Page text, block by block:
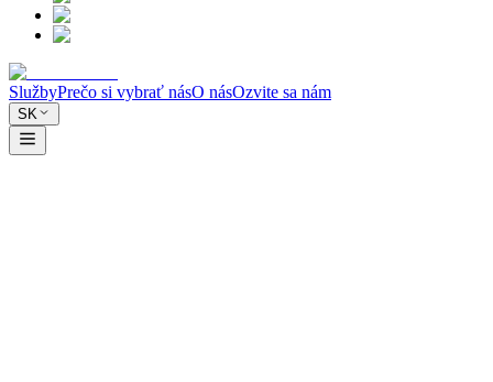
SlužbyPrečo si vybrať násO násOzvite sa nám
SK